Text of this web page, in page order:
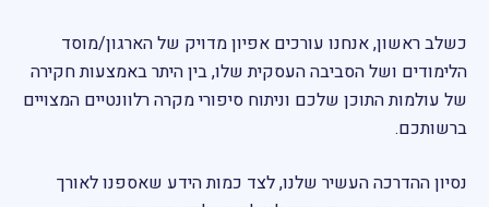
כשלב ראשון, אנחנו עורכים אפיון מדויק של הארגון/מוסד
הלימודים ושל הסביבה העסקית שלו, בין היתר באמצעותחקירה
של עולמות התוכן שלכם וניתוח סיפורי מקרה רלוונטיים המצויים
ברשותכם.
נסיון ההדרכה העשיר שלנו, לצד כמות הידע שאספנו לאורך